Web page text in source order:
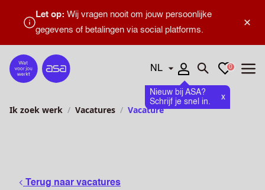
×
Let op: Wij vragen nooit om jouw persoonlijke
gegevens of betalingen via social platforms.
Home
Talen
Nieuw bij ASA?
Schrijf je snel in.
x
Zoeken openen
Favorieten
0
Ik zoek werk Vacatures Vacature
Terug naar vacatures